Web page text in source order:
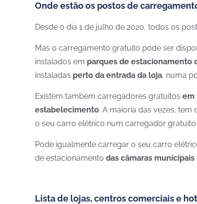
Onde estão os postos de
Desde o dia 1 de julho de 2020, todos os
Mas o carregamento gratuito pode ser
instalados em parques de estacionamento
instaladas perto da entrada da loja, numa
Existem também carregadores gratuitos em
estabelecimento. A maioria das vezes, tem
o seu carro elétrico num carregador
Pode igualmente carregar o seu carro
de estacionamento das câmaras municipais
Lista de lojas, centros comerciais e